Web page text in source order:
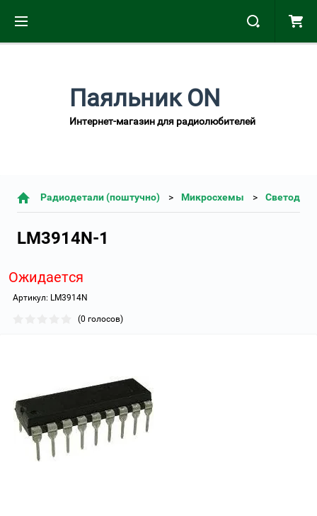
Паяльник ON
Интернет-магазин для радиолюбителей
Радиодетали (поштучно) Микросхемы
LM3914N-1
Ожидается
Артикул: LM3914N
(0 голосов)